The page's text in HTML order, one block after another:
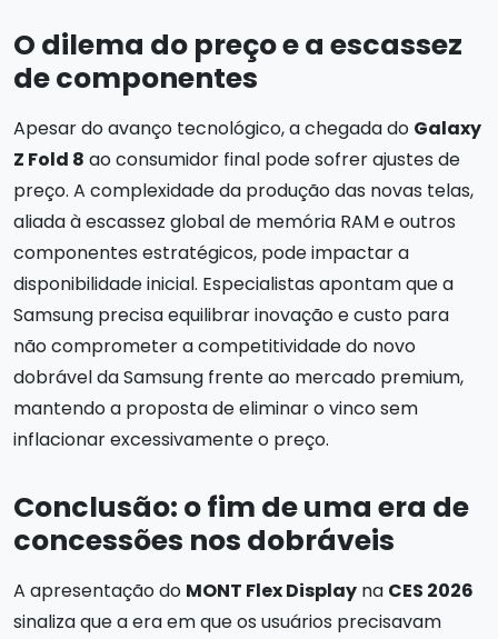
O dilema do preço e a escassez
de componentes
Apesar do avanço tecnológico, a chegada do Galaxy
Z Fold 8 ao consumidor final pode sofrer ajustes de
preço. A complexidade da produção das novas telas,
aliada à escassez global de memória RAM e outros
componentes estratégicos, pode impactar a
disponibilidade inicial. Especialistas apontam que a
Samsung precisa equilibrar inovação e custo para
não comprometer a competitividade do novo
dobrável da Samsung frente ao mercado premium,
mantendo a proposta de eliminar o vinco sem
inflacionar excessivamente o preço.
Conclusão: o fim de uma era de
concessões nos dobráveis
A apresentação do MONT Flex Display na CES 2026
sinaliza que a era em que os usuários precisavam